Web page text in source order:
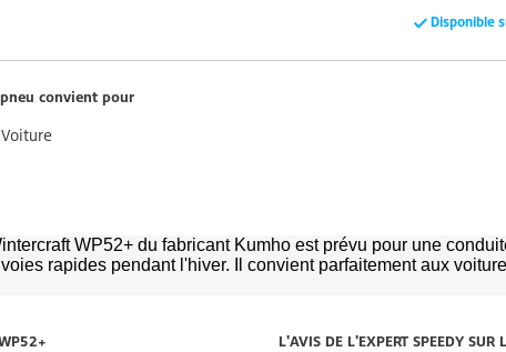
Disponible
convient pour
Voiture
WP52+ du fabricant Kumho est prévu pour une
rapides pendant l'hiver. Il convient parfaitement aux
L'AVIS DE L'EXPERT SPEEDY